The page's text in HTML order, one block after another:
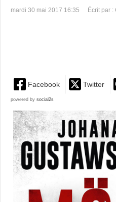
mardi 30 mai 2017 16:35 Écrit par :
Facebook Twitter
powered by social2s